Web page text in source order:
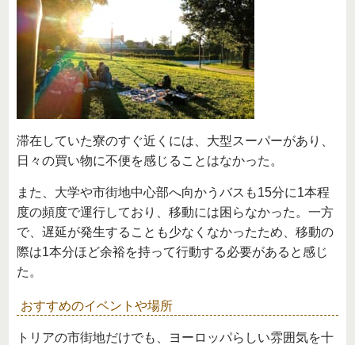
滞在していた寮のすぐ近くには、大型スーパーがあり、
日々の買い物に不便を感じることはなかった。
また、大学や市街地中心部へ向かうバスも15分に1本程
度の頻度で運行しており、移動には困らなかった。一方
で、遅延が発生することも少なくなかったため、移動の
際は1本分ほど余裕を持って行動する必要があると感じ
た。
おすすめのイベントや場所
トリアの市街地だけでも、ヨーロッパらしい雰囲気を十